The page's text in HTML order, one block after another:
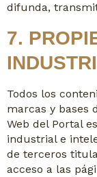
difunda,
7.
Todos los
marcas y bases
Web del Portal
industrial e
de terceros
acceso a las